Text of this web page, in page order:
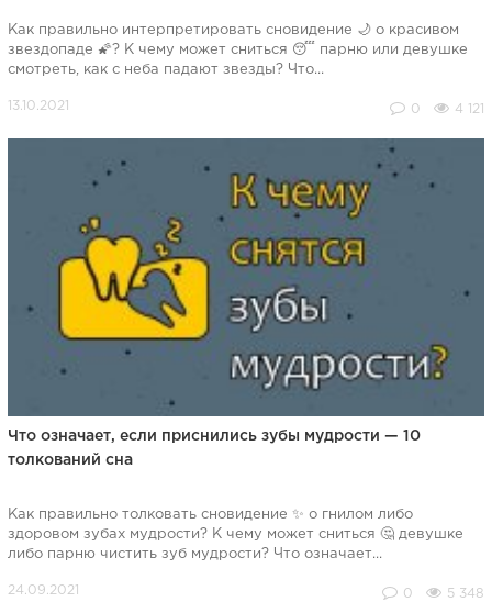
Как правильно интерпретировать сновидение 🌙 о красивом
звездопаде 🌠? К чему может сниться 😴 парню или девушке
смотреть, как с неба падают звезды? Что...
0 4 121
Что означает, если приснились зубы мудрости — 10
толкований сна
Как правильно толковать сновидение ✨ о гнилом либо
здоровом зубах мудрости? К чему может сниться 🤔 девушке
либо парню чистить зуб мудрости? Что означает...
0 5 348